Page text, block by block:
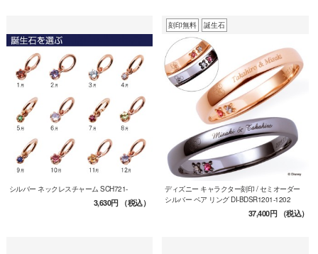
シルバー ネックレスチャーム SCH721-
3,630円（税込）
刻印無料 誕生石
ディズニー キャラクター刻印 / セミオーダー
シルバー ペア リング DI-BDSR1201-1202
37,400円（税込）